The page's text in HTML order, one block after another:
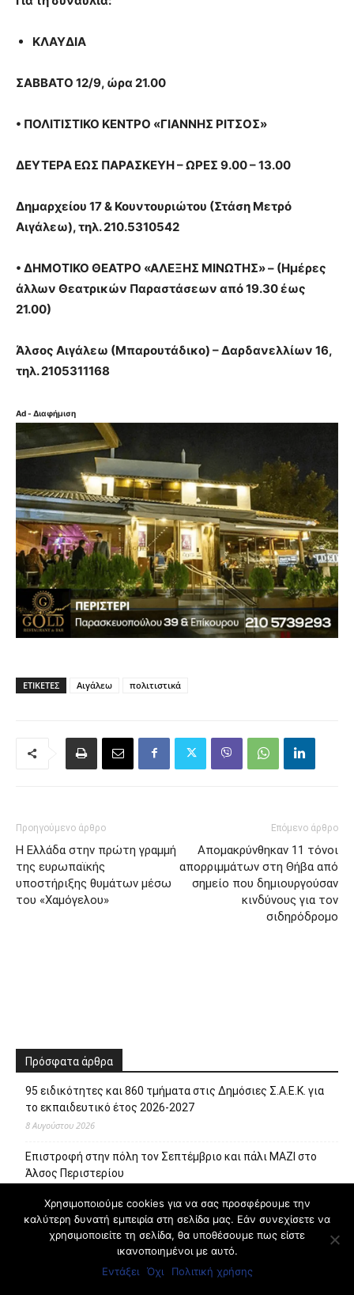
ΚΛΑΥΔΙΑ
ΣΑΒΒΑΤΟ 12/9, ώρα 21.00
• ΠΟΛΙΤΙΣΤΙΚΟ ΚΕΝΤΡΟ «ΓΙΑΝΝΗΣ ΡΙΤΣΟΣ»
ΔΕΥΤΕΡΑ ΕΩΣ ΠΑΡΑΣΚΕΥΗ – ΩΡΕΣ 9.00 – 13.00
Δημαρχείου 17 & Κουντουριώτου (Στάση Μετρό
Αιγάλεω), τηλ. 210.5310542
• ΔΗΜΟΤΙΚΟ ΘΕΑΤΡΟ «ΑΛΕΞΗΣ ΜΙΝΩΤΗΣ» – (Ημέρες
άλλων Θεατρικών Παραστάσεων από 19.30 έως
21.00)
Άλσος Αιγάλεω (Μπαρουτάδικο) – Δαρδανελλίων 16,
τηλ. 2105311168
Ad - Διαφήμιση
ΕΤΙΚΈΤΕΣ Αιγάλεω πολιτιστικά
Προηγούμενο άρθρο
Η Ελλάδα στην πρώτη γραμμή
της ευρωπαϊκής
υποστήριξης θυμάτων μέσω
του «Χαμόγελου»
Επόμενο άρθρο
Απομακρύνθηκαν 11 τόνοι
απορριμμάτων στη Θήβα από
σημείο που δημιουργούσαν
κινδύνους για τον
σιδηρόδρομο
Πρόσφατα άρθρα
95 ειδικότητες και 860 τμήματα στις Δημόσιες Σ.Α.Ε.Κ. για
το εκπαιδευτικό έτος 2026-2027
8 Αυγούστου 2026
Επιστροφή στην πόλη τον Σεπτέμβριο και πάλι ΜΑΖΙ στο
Άλσος Περιστερίου
Ανακαλύψτε τον κόσμο της Μαρίας Κάλλας μέσα από
διαδραστικές και βιωματικές ξεναγήσεις
Χρησιμοποιούμε cookies για να σας προσφέρουμε την
καλύτερη δυνατή εμπειρία στη σελίδα μας. Εάν συνεχίσετε να
χρησιμοποιείτε τη σελίδα, θα υποθέσουμε πως είστε
ικανοποιημένοι με αυτό.
Εντάξει
Όχι Πολιτική χρήσης